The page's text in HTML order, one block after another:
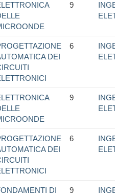
9
DEI
6
9
DEI
6
DI
9